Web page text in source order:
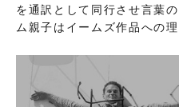
を通訳として同行させ言葉
ム親子はイームズ作品への